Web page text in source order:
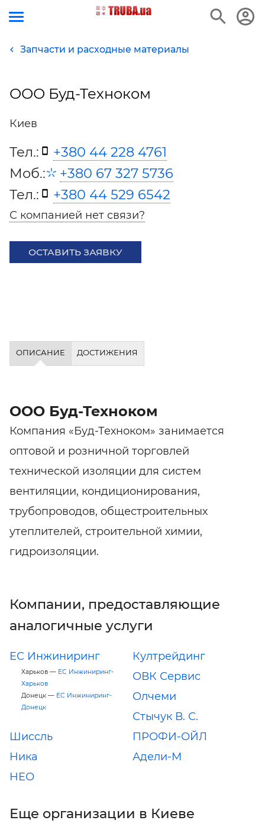
Запчасти и расходные материалы
ООО Буд-Техноком
Киев
Тел.:
+380 44 228 4761
Моб.:
+380 67 327 5736
Тел.:
+380 44 529 6542
С компанией нет связи?
ОСТАВИТЬ ЗАЯВКУ
ОПИСАНИЕ ДОСТИЖЕНИЯ
ООО Буд-Техноком
Компания «Буд-Техноком» занимается
оптовой и розничной торговлей
технической изоляции для систем
вентиляции, кондиционирования,
трубопроводов, общестроительных
утеплителей, строительной химии,
гидроизоляции.
Компании, предоставляющие
аналогичные услуги
ЕС Инжиниринг
Харьков — ЕС Инжиниринг-
Харьков
Донецк — ЕС Инжиниринг-
Донецк
Култрейдинг
ОВК Сервис
Олчеми
Стычук В. С.
Шиссль
ПРОФИ-ОЙЛ
Ника
Адели-М
НЕО
Еще организации в Киеве